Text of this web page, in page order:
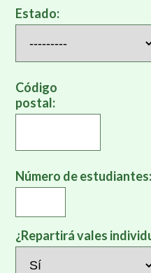
Estado:
Código
postal:
Número de estudiantes:
¿Repartirá vales